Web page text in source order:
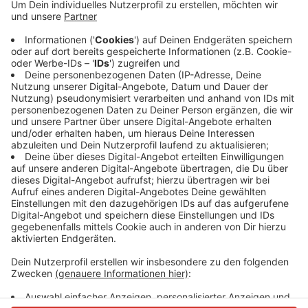
Der Grund: Vergangenes Jahr hat es
Missverständnisse zwischen Gärtnerunternehmen und
der Stadt gegeben, sodass Wildblumenwiesen
abgemäht wurden, so die Stadt. Jetzt sollen die
Schilder zeigen, welche Wiesen geschützt werden
sollen. Unter anderem stehen die Schilder im Sedental
und vor dem S-Bahnhof Millrath.
Anzeige
Anzeige